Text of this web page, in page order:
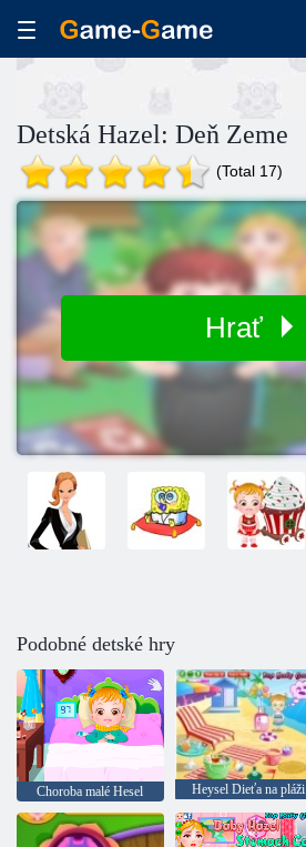
Detská Hazel: Deň Zeme
(Total 17)
Hrať
Podobné detské hry
Choroba malé Hesel Heysel Dieťa na pláži